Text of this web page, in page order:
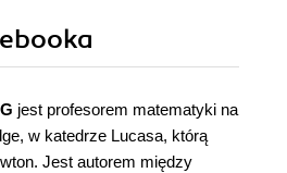
ebooka
jest profesorem matematyki na
w katedrze Lucasa, którą
Jest autorem między